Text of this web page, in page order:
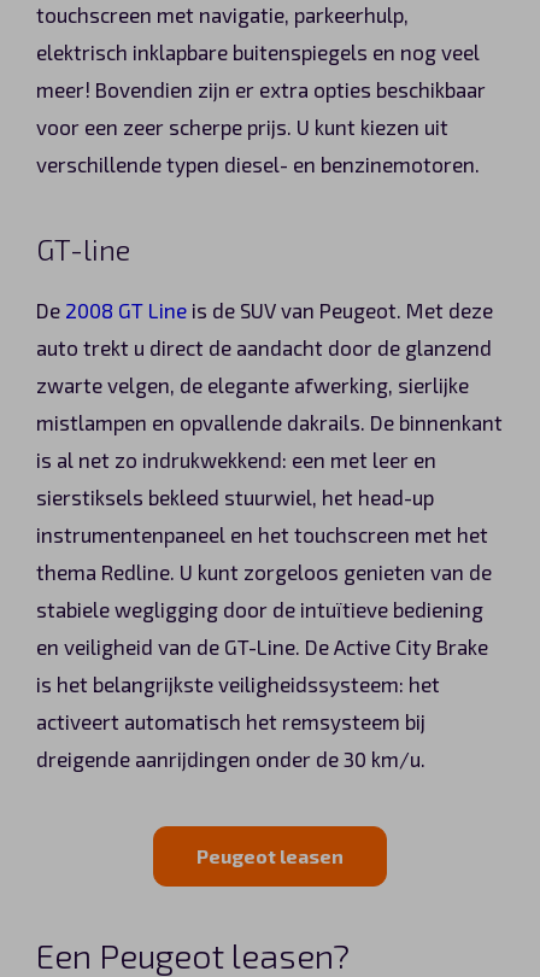
touchscreen met navigatie, parkeerhulp,
elektrisch inklapbare buitenspiegels en nog veel
meer! Bovendien zijn er extra opties beschikbaar
voor een zeer scherpe prijs. U kunt kiezen uit
verschillende typen diesel- en benzinemotoren.
GT-line
De 2008 GT Line is de SUV van Peugeot. Met deze
auto trekt u direct de aandacht door de glanzend
zwarte velgen, de elegante afwerking, sierlijke
mistlampen en opvallende dakrails. De binnenkant
is al net zo indrukwekkend: een met leer en
sierstiksels bekleed stuurwiel, het head-up
instrumentenpaneel en het touchscreen met het
thema Redline. U kunt zorgeloos genieten van de
stabiele wegligging door de intuïtieve bediening
en veiligheid van de GT-Line. De Active City Brake
is het belangrijkste veiligheidssysteem: het
activeert automatisch het remsysteem bij
dreigende aanrijdingen onder de 30 km/u.
Peugeot leasen
Een Peugeot leasen?